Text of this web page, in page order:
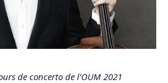
de concerto de l’OUM 2021